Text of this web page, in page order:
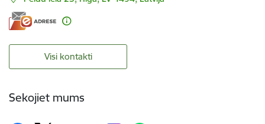
Visi kontakti
Sekojiet mums